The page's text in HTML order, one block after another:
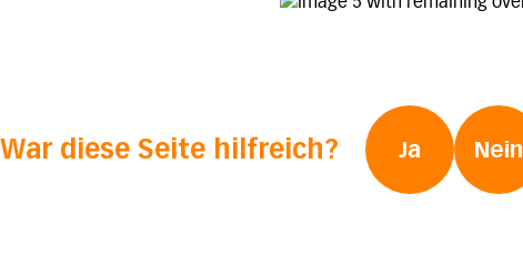
War diese Seite hilfreich? Ja Nein